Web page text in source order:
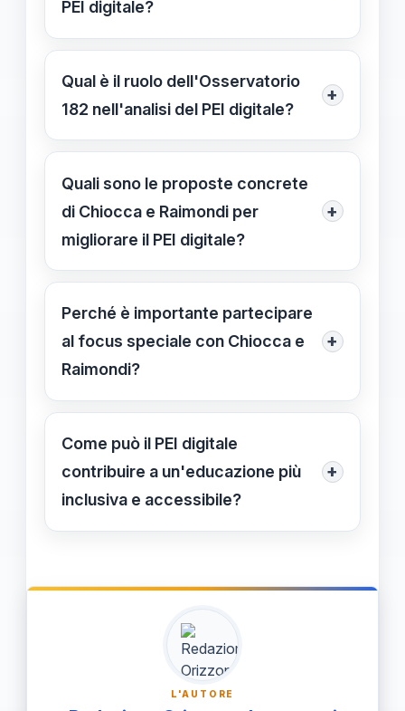
delle strategie educative.
PEI digitale?
Le principali sfide includono
l'interoperabilità tra sistemi, la
resistenza al cambiamento e la
gli operatori scolastici.
Qual è il ruolo dell'Osservatorio
182 nell'analisi del PEI digitale?
+
L'Osservatorio 182 monitora, analizza
e propone miglioramenti sulle
politiche educative inclusive,
collaborando con il Ministero e
Quali sono le proposte concrete
di Chiocca e Raimondi per
migliorare il PEI digitale?
+
Durante il webinar, verranno
presentate dieci proposte per
rafforzare le competenze digitali,
semplificare le procedure e migliorare
e istituzioni.
Perché è importante partecipare
al focus speciale con Chiocca e
Raimondi?
+
Partecipare permette di acquisire
strumenti aggiornati, conoscere le
pratiche innovative e contribuire a
migliorare i piani educativi inclusivi
Come può il PEI digitale
contribuire a un'educazione più
inclusiva e accessibile?
+
Il PEI digitale favorisce aggiornamenti
informazioni e strategie
personalizzate, migliorando
l'inclusione scolastica e l'accessibilità
degli interventi per ogni studente.
L'AUTORE